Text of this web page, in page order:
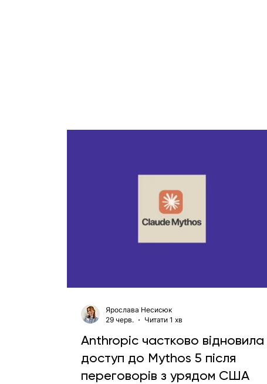
Anthropic частково відновила
доступ до Mythos 5 після
переговорів з урядом США
Ярослава Несисюк
29 черв.
Читати 1 хв